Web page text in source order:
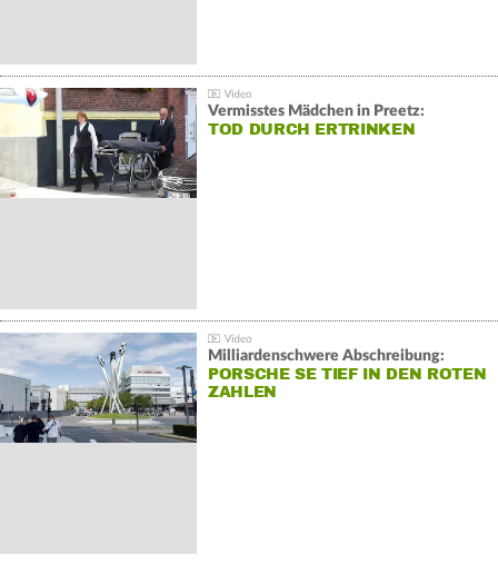
Vermisstes Mädchen in Preetz:
TOD DURCH ERTRINKEN
Milliardenschwere Abschreibung:
PORSCHE SE TIEF IN DEN ROTEN
ZAHLEN